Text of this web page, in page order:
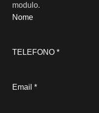
modulo.
Nome
TELEFONO *
Email *